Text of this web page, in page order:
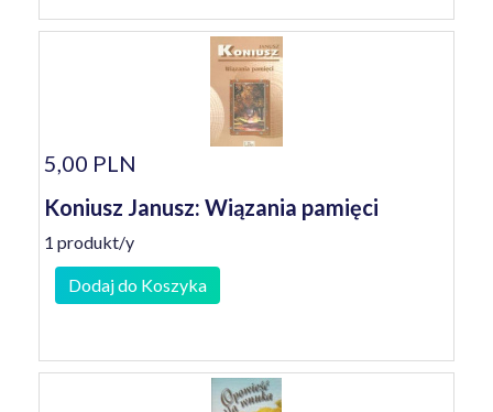
5,00 PLN
Koniusz Janusz: Wiązania pamięci
1 produkt/y
Dodaj do Koszyka